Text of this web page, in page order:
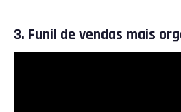
3. Funil de vendas mais